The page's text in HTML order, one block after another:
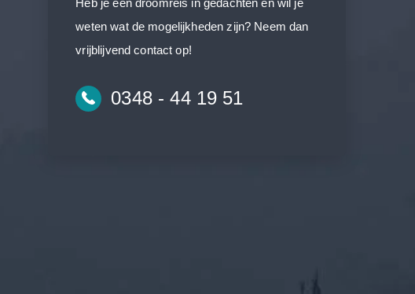
Heb je een droomreis in gedachten en wil je
weten wat de mogelijkheden zijn? Neem dan
vrijblijvend contact op!
0348 - 44 19 51